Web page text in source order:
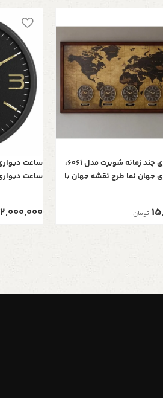
ساعت دیواری چند زمانه شوبرت مدل 6061،
جهان نما طرح نقشه جهان با
تومان 2,000,000